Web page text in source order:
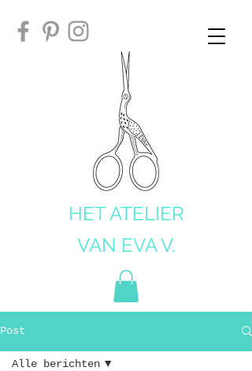
HET ATELIER
VAN EVA V.
Post
Alle berichten